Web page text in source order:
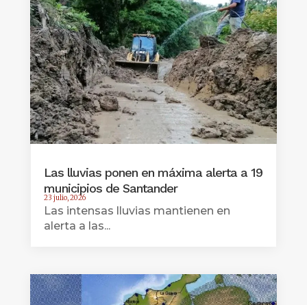
Las lluvias ponen en máxima alerta a 19
municipios de Santander
23 julio, 2026
Las intensas lluvias mantienen en
alerta a las...